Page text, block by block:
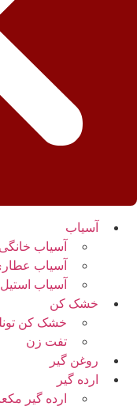
آسیاب
آسیاب خانگی
آسیاب
آسیاب
خشک کن
خشک کن
تفت زن
روغن گیر
ارده گیر
ارده گیر